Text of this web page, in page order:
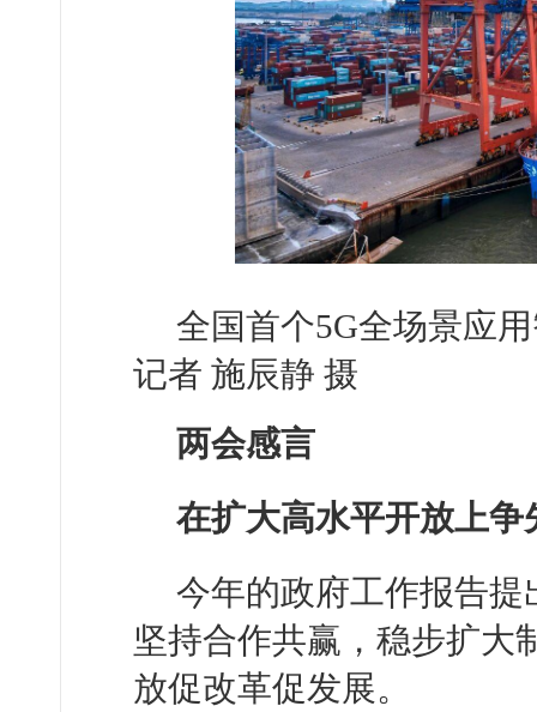
全国首个5G全场景应
记者 施辰静 摄
两会感言
在扩大高水平开放上争
今年的政府工作报告
坚持合作共赢，稳步扩大
放促改革促发展。